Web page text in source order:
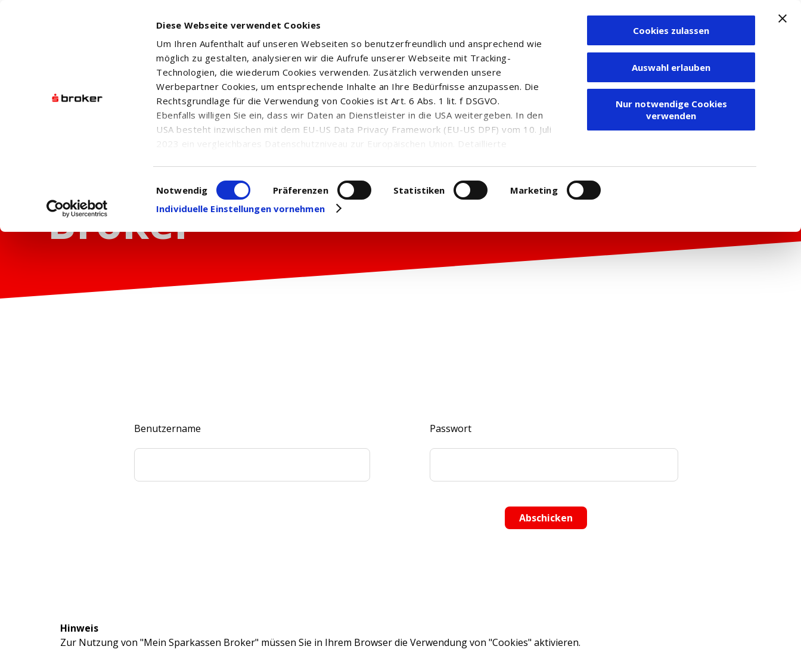
Diese Webseite verwendet Cookies
Um Ihren Aufenthalt auf unseren Webseiten so benutzerfreundlich und ansprechend wie
möglich zu gestalten, analysieren wir die Aufrufe unserer Webseite mit Tracking-
Technologien, die wiederum Cookies verwenden. Zusätzlich verwenden unsere
Werbepartner Cookies, um entsprechende Inhalte an Ihre Bedürfnisse anzupassen. Die
Rechtsgrundlage für die Verwendung von Cookies ist Art. 6 Abs. 1 lit. f DSGVO.
Ebenfalls willigen Sie ein, dass wir Daten an Dienstleister in die USA weitergeben. In den
USA besteht inzwischen mit dem EU-US Data Privacy Framework (EU-US DPF) vom 10. Juli
2023 ein vergleichbares Datenschutzniveau zur Europäischen Union. Detaillierte
in den USA, finden Sie auf unserer Seite zumDatenschutz. Dort können Sie Ihre
Einwilligung auch jederzeit widerrufen oder anpassen.
Einwilligungsauswahl
Notwendig Präferenzen Statistiken
Marketing
Individuelle Einstellungen vornehmen
Cookies zulassen
Auswahl erlauben
Nur notwendige Cookies
verwenden
Zum Depot
Benutzername Passwort
Hinweis
Zur Nutzung von "Mein Sparkassen Broker" müssen Sie in Ihrem Browser die Verwendung von "Cookies" aktivieren.